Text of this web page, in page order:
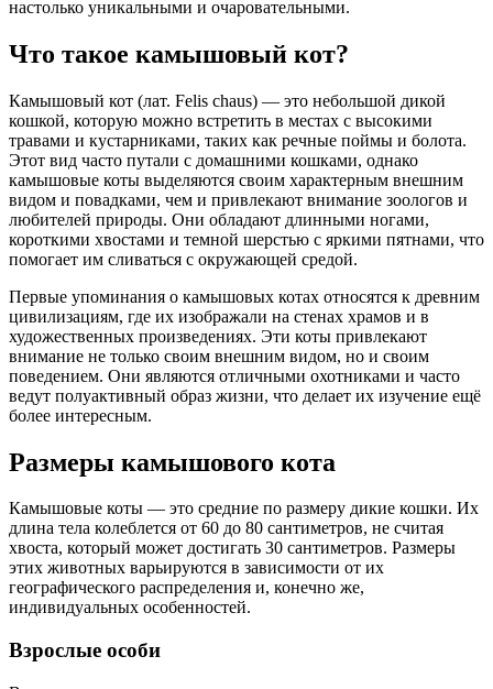
настолько уникальными и очаровательными.
Что такое камышовый кот?
Камышовый кот (лат. Felis chaus) — это небольшой дикой
кошкой, которую можно встретить в местах с высокими
травами и кустарниками, таких как речные поймы и болота.
Этот вид часто путали с домашними кошками, однако
камышовые коты выделяются своим характерным внешним
видом и повадками, чем и привлекают внимание зоологов и
любителей природы. Они обладают длинными ногами,
короткими хвостами и темной шерстью с яркими пятнами, что
помогает им сливаться с окружающей средой.
Первые упоминания о камышовых котах относятся к древним
цивилизациям, где их изображали на стенах храмов и в
художественных произведениях. Эти коты привлекают
внимание не только своим внешним видом, но и своим
поведением. Они являются отличными охотниками и часто
ведут полуактивный образ жизни, что делает их изучение ещё
более интересным.
Размеры камышового кота
Камышовые коты — это средние по размеру дикие кошки. Их
длина тела колеблется от 60 до 80 сантиметров, не считая
хвоста, который может достигать 30 сантиметров. Размеры
этих животных варьируются в зависимости от их
географического распределения и, конечно же,
индивидуальных особенностей.
Взрослые особи